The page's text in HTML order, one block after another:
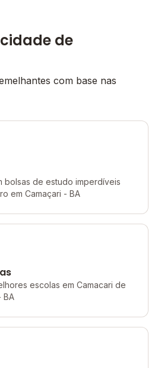
de
com base nas
bolsas de estudo imperdíveis
em Camaçari - BA
escolas em Camacari de
BA